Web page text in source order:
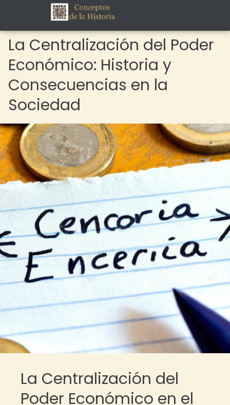
La Centralización del Poder
Económico: Historia y
Consecuencias en la
Sociedad
La Centralización del
Poder Económico en el